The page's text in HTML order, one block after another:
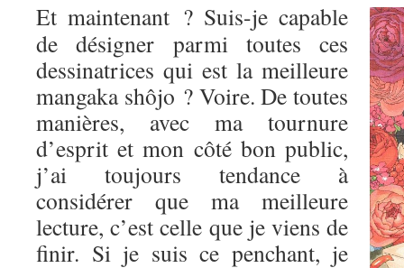
Et maintenant ? Suis-je capable
de désigner parmi toutes ces
dessinatrices qui est la meilleure
mangaka shôjo ? Voire. De toutes
manières, avec ma tournure
d’esprit et mon côté bon public,
j’ai toujours tendance à
considérer que ma meilleure
lecture, c’est celle que je viens de
finir. Si je suis ce penchant, je